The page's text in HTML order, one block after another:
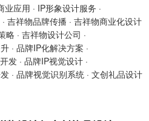
业应用 · IP形象设计服务 ·
· 吉祥物品牌传播 · 吉祥物商业化设计
略 · 吉祥物设计公司 ·
· 品牌IP化解决方案 ·
发 · 品牌IP视觉设计 ·
· 品牌视觉识别系统 · 文创礼品设计